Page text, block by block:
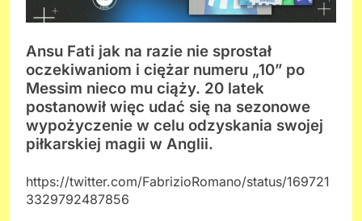
Ansu Fati jak na razie nie sprostał
oczekiwaniom i ciężar numeru „10” po
Messim nieco mu ciąży. 20 latek
postanowił więc udać się na sezonowe
wypożyczenie w celu odzyskania swojej
piłkarskiej magii w Anglii.
https://twitter.com/FabrizioRomano/status/169721
3329792487856